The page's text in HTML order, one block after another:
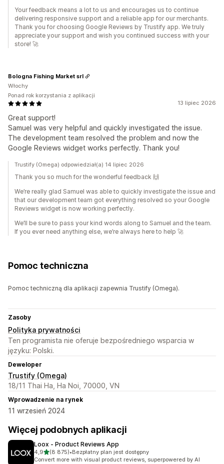
Your feedback means a lot to us and encourages us to continue
delivering responsive support and a reliable app for our merchants.
Thank you for choosing Google Reviews by Trustify app. We truly
appreciate your support and wish you continued success with your
store! 🚀
13 lipiec 2026
Great support!
Samuel was very helpful and quickly investigated the issue.
The development team resolved the problem and now the
Google Reviews widget works perfectly. Thank you!
Bologna Fishing Market srl
Włochy
Ponad rok korzystania z aplikacji
Trustify (Omega) odpowiedział(a) 14 lipiec 2026
Thank you so much for the wonderful feedback 🙌
We’re really glad Samuel was able to quickly investigate the issue and
that our development team got everything resolved so your Google
Reviews widget is now working perfectly.
We’ll be sure to pass your kind words along to Samuel and the team.
If you ever need anything else, we’re always here to help 🚀
Pomoc techniczna
Pomoc techniczną dla aplikacji zapewnia Trustify (Omega).
Zasoby
Polityka prywatności
Ten programista nie oferuje bezpośredniego wsparcia w
języku: Polski.
Deweloper
Trustify (Omega)
18/11 Thai Ha, Ha Noi, 70000, VN
Wprowadzenie na rynek
11 wrzesień 2024
Więcej podobnych aplikacji
Loox ‑ Product Reviews App
4,9na 5 gwiazdek
(8 875)
Łączna liczba recenzji: 8875
•Bezpłatny plan jest dostępny
Convert more with visual product reviews, superpowered by AI